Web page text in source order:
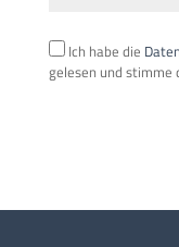
Ich habe die
gelesen und
r